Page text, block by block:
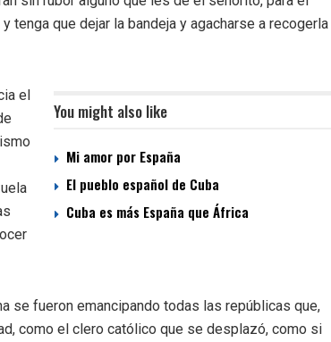
tenga que dejar la bandeja y agacharse a recogerla
You might also like
Mi amor por España
El pueblo español de Cuba
Cuba es más España que África
el
se fueron emancipando todas las repúblicas que,
como el clero católico que se desplazó, como si